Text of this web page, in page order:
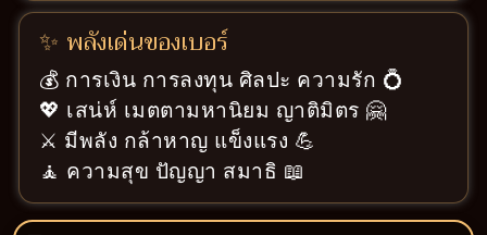
✨ พลังเด่นของเบอร์
💰 การเงิน การลงทุน ศิลปะ ความรัก 💍
💖 เสน่ห์ เมตตามหานิยม ญาติมิตร 🤗
⚔️ มีพลัง กล้าหาญ แข็งแรง 💪
🧘 ความสุข ปัญญา สมาธิ 📖